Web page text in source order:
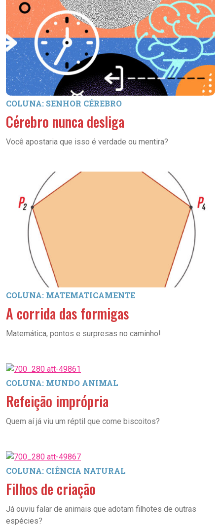
COLUNA: SENHOR CÉREBRO
Cérebro nunca desliga
Você apostaria que isso é verdade ou mentira?
COLUNA: MATEMATICAMENTE
A corrida das formigas
Matemática, pontos e surpresas no caminho!
COLUNA: MUNDO ANIMAL
Refeição imprópria
Quem aí já viu um réptil que come biscoitos?
COLUNA: CIÊNCIA NATURAL
Filhos de criação
Já ouviu falar de animais que adotam filhotes de outras
espécies?